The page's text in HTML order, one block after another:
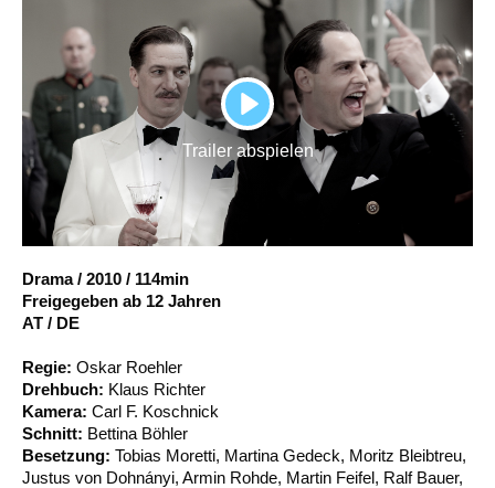
So geht’s
Filmpakete
Gutscheine
& Filmpässe
Account
Suche
PLAY
Trailer abspielen
Drama / 2010 / 114min
Freigegeben ab 12 Jahren
AT / DE
Regie: Oskar Roehler
Drehbuch: Klaus Richter
Kamera: Carl F. Koschnick
Schnitt: Bettina Böhler
Besetzung: Tobias Moretti, Martina Gedeck, Moritz Bleibtreu,
Justus von Dohnányi, Armin Rohde, Martin Feifel, Ralf Bauer,